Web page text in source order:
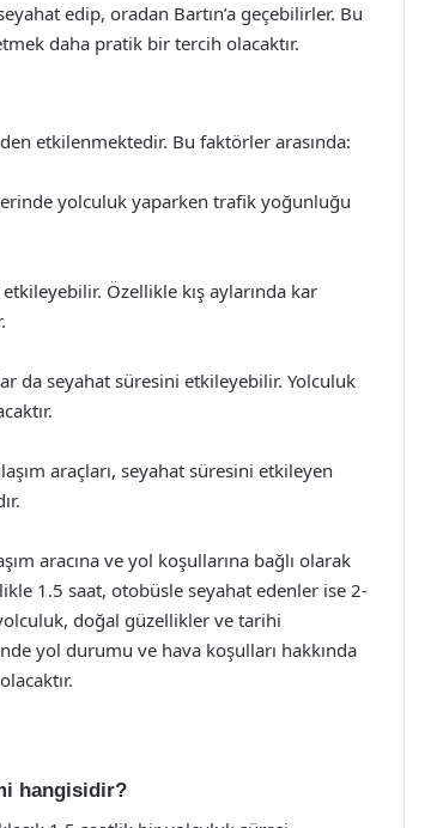
edip, oradan Bartın’a geçebilirler. Bu
daha pratik bir tercih olacaktır.
etkilenmektedir. Bu faktörler arasında:
yolculuk yaparken trafik yoğunluğu
Özellikle kış aylarında kar
da seyahat süresini etkileyebilir. Yolculuk
araçları, seyahat süresini etkileyen
aracına ve yol koşullarına bağlı olarak
1.5 saat, otobüsle seyahat edenler ise 2-
doğal güzellikler ve tarihi
yol durumu ve hava koşulları hakkında
hangisidir?